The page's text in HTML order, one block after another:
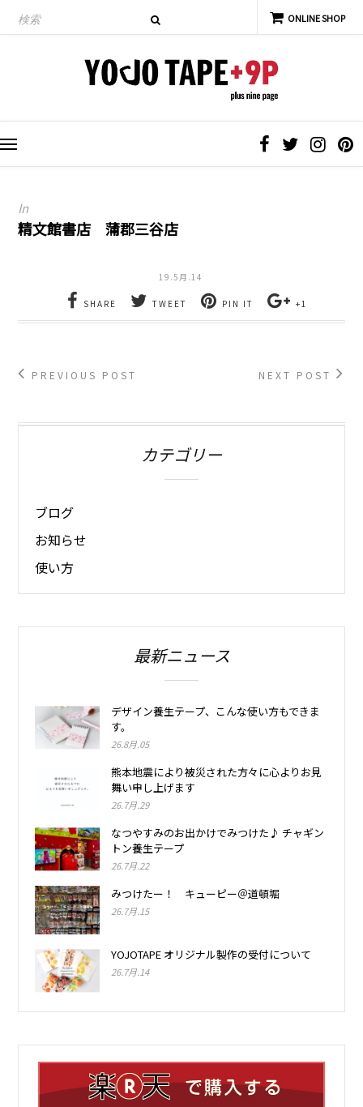
In
精文館書店 蒲郡三谷店
19.5月.14
SHARE TWEET PIN IT +1
PREVIOUS POST NEXT POST
カテゴリー
ブログ
お知らせ
使い方
最新ニュース
デザイン養生テープ、こんな使い方もできま
す。
26.8月.05
熊本地震により被災された方々に心よりお見
舞い申し上げます
26.7月.29
なつやすみのお出かけでみつけた♪ チャギン
トン養生テープ
26.7月.22
みつけたー！ キューピー＠道頓堀
26.7月.15
YOJOTAPE オリジナル製作の受付について
26.7月.14